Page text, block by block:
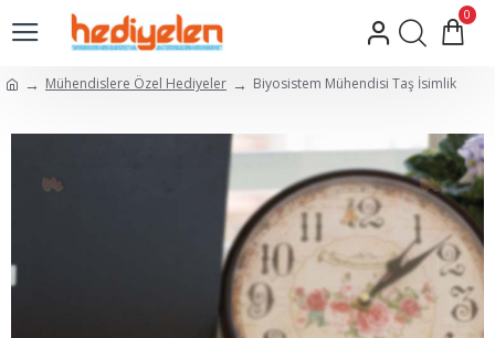
0
Mühendislere Özel Hediyeler Biyosistem Mühendisi Taş İsimlik